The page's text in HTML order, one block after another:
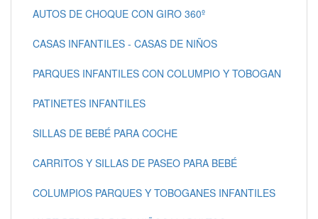
AUTOS DE CHOQUE CON GIRO 360º
CASAS INFANTILES - CASAS DE NIÑOS
PARQUES INFANTILES CON COLUMPIO Y TOBOGAN
PATINETES INFANTILES
SILLAS DE BEBÉ PARA COCHE
CARRITOS Y SILLAS DE PASEO PARA BEBÉ
COLUMPIOS PARQUES Y TOBOGANES INFANTILES